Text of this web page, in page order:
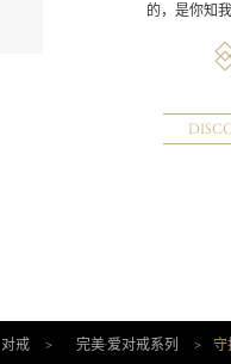
的，是你知
对戒 > 完美·爱对戒系列 > 守